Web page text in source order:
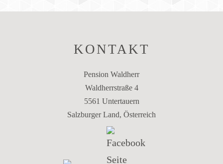
KONTAKT
Pension Waldherr
Waldherrstraße 4
5561 Untertauern
Salzburger Land, Österreich